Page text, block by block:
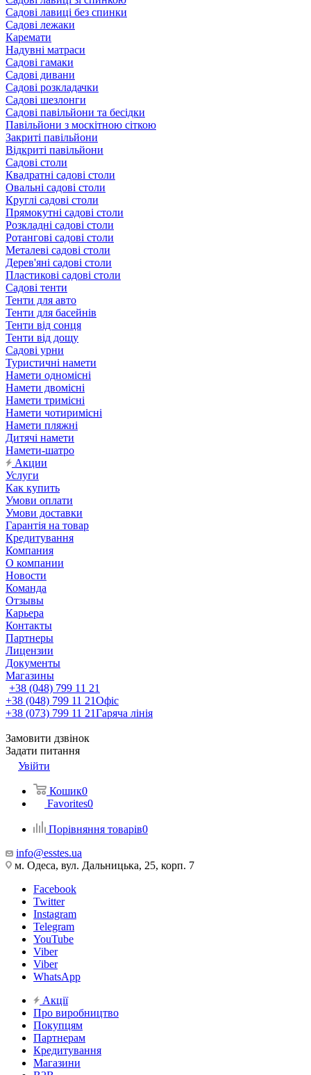
Садові лавиці без спинки
Садові лежаки
Каремати
Надувні матраси
Садові гамаки
Садові дивани
Садові розкладачки
Садові шезлонги
Садові павільйони та бесідки
Павільйони з москітною сіткою
Закриті павільйони
Відкриті павільйони
Садові столи
Квадратні садові столи
Овальні садові столи
Круглі садові столи
Прямокутні садові столи
Розкладні садові столи
Ротангові садові столи
Металеві садові столи
Дерев'яні садові столи
Пластикові садові столи
Садові тенти
Тенти для авто
Тенти для басейнів
Тенти від сонця
Тенти від дощу
Садові урни
Туристичні намети
Намети одномісні
Намети двомісні
Намети тримісні
Намети чотиримісні
Намети пляжні
Дитячі намети
Намети-шатро
Акции
Услуги
Как купить
Умови оплати
Умови доставки
Гарантія на товар
Кредитування
Компания
О компании
Новости
Команда
Отзывы
Карьера
Контакты
Партнеры
Лицензии
Документы
Магазины
+38 (048) 799 11 21
+38 (048) 799 11 21Офіс
+38 (073) 799 11 21Гаряча лінія
Замовити дзвінок
Задати питання
Увійти
Кошик0
Favorites0
Порівняння товарів0
info@esstes.ua
м. Одеса, вул. Дальницька, 25, корп. 7
Facebook
Twitter
Instagram
Telegram
YouTube
Viber
Viber
WhatsApp
Акції
Про виробництво
Покупцям
Партнерам
Кредитування
Магазини